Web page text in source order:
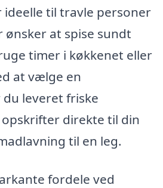
ideelle til travle personer
ønsker at spise sundt
timer i køkkenet eller
at vælge en
leveret friske
direkte til din
til en leg.
fordele ved